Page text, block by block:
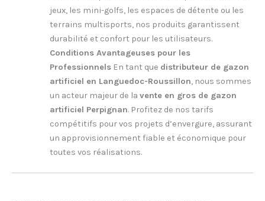
jeux, les mini-golfs, les espaces de détente ou les
terrains multisports, nos produits garantissent
durabilité et confort pour les utilisateurs.
Conditions Avantageuses pour les
ProfessionnelsEn tant que distributeur de gazon
artificiel en Languedoc-Roussillon, nous sommes
un acteur majeur de la vente en gros de gazon
artificiel Perpignan. Profitez de nos tarifs
compétitifs pour vos projets d’envergure, assurant
un approvisionnement fiable et économique pour
toutes vos réalisations.